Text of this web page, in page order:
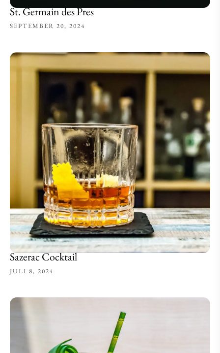
St. Germain des Pres
SEPTEMBER 20, 2024
Sazerac Cocktail
JULI 8, 2024